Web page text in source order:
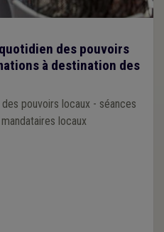
des pouvoirs
à destination des
pouvoirs locaux - séances
locaux